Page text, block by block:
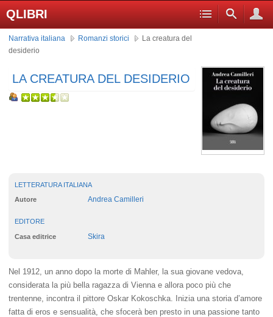
QLIBRI
Narrativa italiana Romanzi storici
La creatura del
desiderio
LA CREATURA DEL DESIDERIO
LETTERATURA ITALIANA
Autore Andrea Camilleri
EDITORE
Casa editrice Skira
Nel 1912, un anno dopo la morte di Mahler, la sua giovane vedova,
considerata la più bella ragazza di Vienna e allora poco più che
trentenne, incontra il pittore Oskar Kokoschka. Inizia una storia d’amore
fatta di eros e sensualità, che sfocerà ben presto in una passione tanto